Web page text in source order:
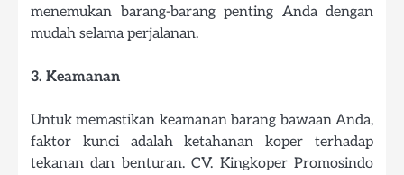
menemukan barang-barang penting Anda dengan
mudah selama perjalanan.
3. Keamanan
Untuk memastikan keamanan barang bawaan Anda,
faktor kunci adalah ketahanan koper terhadap
tekanan dan benturan. CV. Kingkoper Promosindo